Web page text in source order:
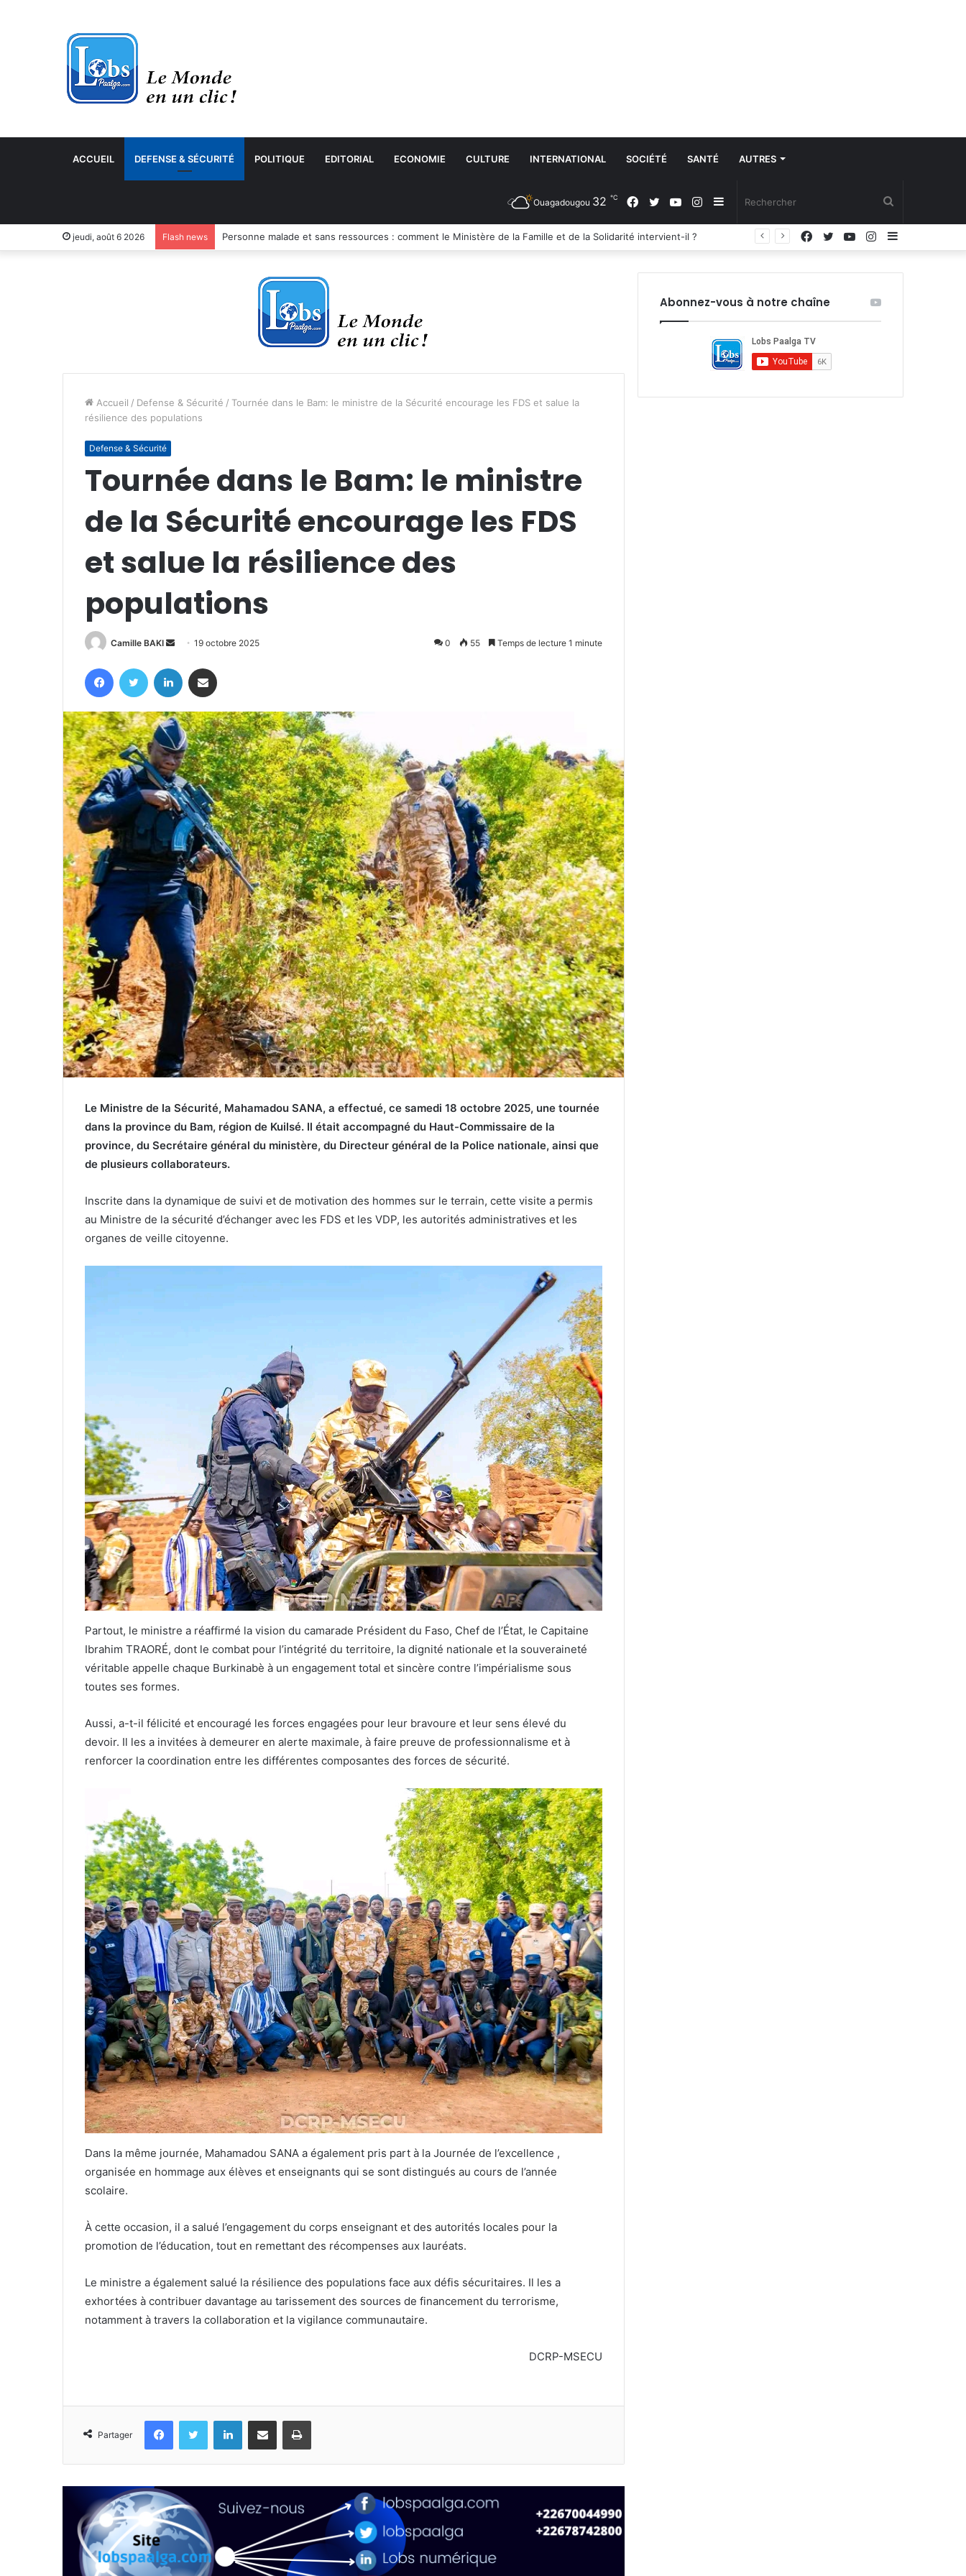
ACCUEIL DEFENSE & SÉCURITÉ POLITIQUE EDITORIAL ECONOMIE CULTURE INTERNATIONAL SOCIÉTÉ SANTÉ AUTRES
Sidebar
(barre
Instagram
YouTube
Twitter
Facebook
Ouagadougou 32 ℃
jeudi, août 6 2026 Flash news
Sidebar
Instagram
YouTube
Twitter
Facebook
Accueil / Defense & Sécurité / Tournée dans le Bam: le ministre de la Sécurité encourage les FDS et salue la
résilience des populations
Defense & Sécurité
Tournée dans le Bam: le ministre
de la Sécurité encourage les FDS
et salue la résilience des
populations
Camille BAKI
Envoyer
courriel
19 octobre 2025 0 55 Temps de lecture 1 minute
FacebookTwitter Linkedin
Le Ministre de la Sécurité, Mahamadou SANA, a effectué, ce samedi 18 octobre 2025, une tournée
dans la province du Bam, région de Kuilsé. Il était accompagné du Haut-Commissaire de la
province, du Secrétaire général du ministère, du Directeur général de la Police nationale, ainsi que
de plusieurs collaborateurs.
Inscrite dans la dynamique de suivi et de motivation des hommes sur le terrain, cette visite a permis
au Ministre de la sécurité d’échanger avec les FDS et les VDP, les autorités administratives et les
organes de veille citoyenne.
Partout, le ministre a réaffirmé la vision du camarade Président du Faso, Chef de l’État, le Capitaine
Ibrahim TRAORÉ, dont le combat pour l’intégrité du territoire, la dignité nationale et la souveraineté
véritable appelle chaque Burkinabè à un engagement total et sincère contre l’impérialisme sous
toutes ses formes.
Aussi, a-t-il félicité et encouragé les forces engagées pour leur bravoure et leur sens élevé du
devoir. Il les a invitées à demeurer en alerte maximale, à faire preuve de professionnalisme et à
renforcer la coordination entre les différentes composantes des forces de sécurité.
Dans la même journée, Mahamadou SANA a également pris part à la Journée de l’excellence ,
organisée en hommage aux élèves et enseignants qui se sont distingués au cours de l’année
scolaire.
À cette occasion, il a salué l’engagement du corps enseignant et des autorités locales pour la
promotion de l’éducation, tout en remettant des récompenses aux lauréats.
Le ministre a également salué la résilience des populations face aux défis sécuritaires. Il les a
exhortées à contribuer davantage au tarissement des sources de financement du terrorisme,
notamment à travers la collaboration et la vigilance communautaire.
DCRP-MSECU
Partager
FacebookTwitter LinkedinPartager par email Imprimer
Abonnez-vous à notre chaîne